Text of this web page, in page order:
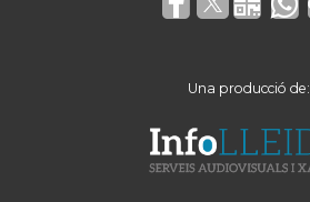
Una producció de: